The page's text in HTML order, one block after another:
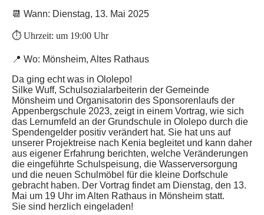
📆 Wann: Dienstag, 13. Mai 2025
⏱️ Uhrzeit: um 19:00 Uhr
📍 Wo: Mönsheim, Altes Rathaus
Da ging echt was in Ololepo!
Silke Wuff, Schulsozialarbeiterin der Gemeinde
Mönsheim und Organisatorin des Sponsorenlaufs der
Appenbergschule 2023, zeigt in einem Vortrag, wie sich
das Lernumfeld an der Grundschule in Ololepo durch die
Spendengelder positiv verändert hat. Sie hat uns auf
unserer Projektreise nach Kenia begleitet und kann daher
aus eigener Erfahrung berichten, welche Veränderungen
die eingeführte Schulspeisung, die Wasserversorgung
und die neuen Schulmöbel für die kleine Dorfschule
gebracht haben. Der Vortrag findet am Dienstag, den 13.
Mai um 19 Uhr im Alten Rathaus in Mönsheim statt.
Sie sind herzlich eingeladen!